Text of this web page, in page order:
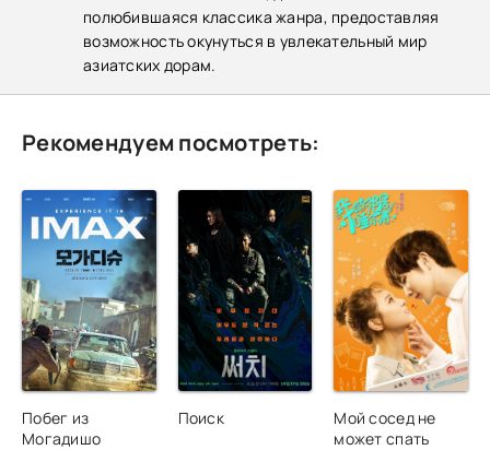
полюбившаяся классика жанра, предоставляя
возможность окунуться в увлекательный мир
азиатских дорам.
Рекомендуем посмотреть:
Побег из
Могадишо
Поиск
Мой сосед не
может спать